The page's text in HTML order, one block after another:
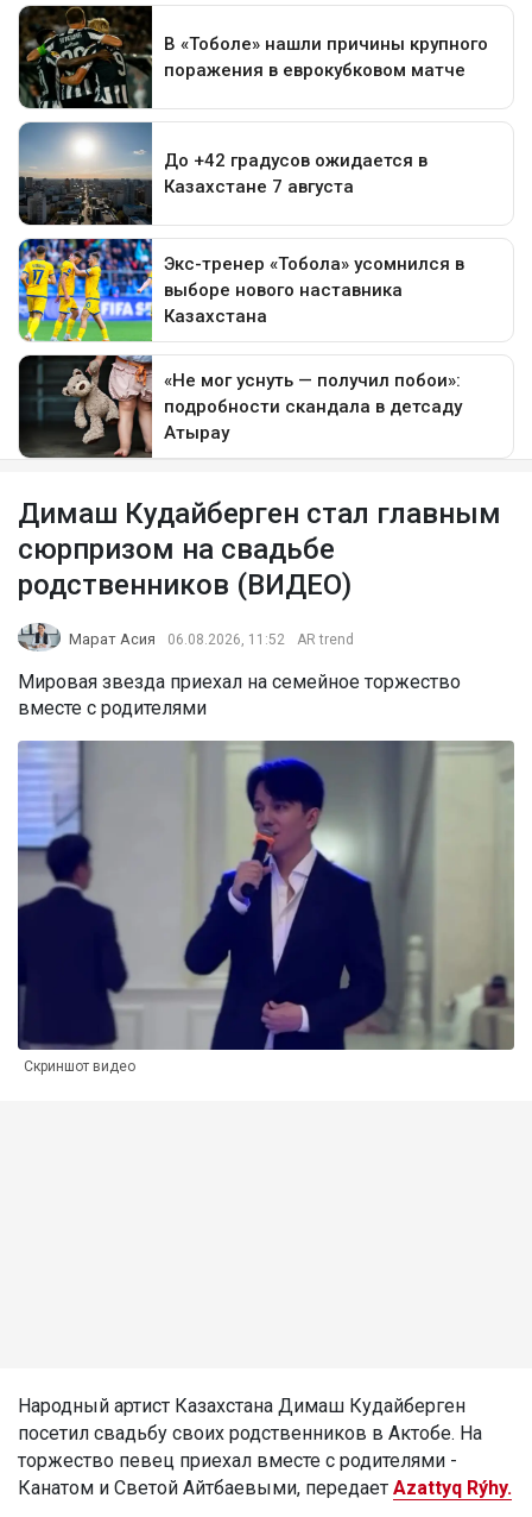
Димаш Кудайберген стал главным
сюрпризом на свадьбе
родственников (ВИДЕО)
Марат Асия 06.08.2026, 11:52 AR trend
Мировая звезда приехал на семейное торжество
вместе с родителями
Скриншот видео
Народный артист Казахстана Димаш Кудайберген
посетил свадьбу своих родственников в Актобе. На
торжество певец приехал вместе с родителями -
Канатом и Светой Айтбаевыми, передает Azattyq Rýhy.